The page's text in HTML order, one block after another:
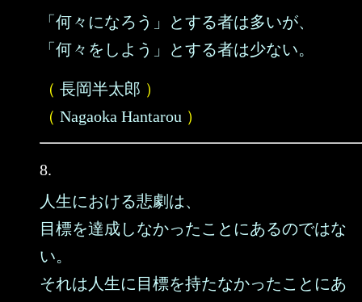
「何々になろう」とする者は多いが、
「何々をしよう」とする者は少ない。
（ 長岡半太郎 ）
（ Nagaoka Hantarou ）
8.
人生における悲劇は、
目標を達成しなかったことにあるのではな
い。
それは人生に目標を持たなかったことにあ